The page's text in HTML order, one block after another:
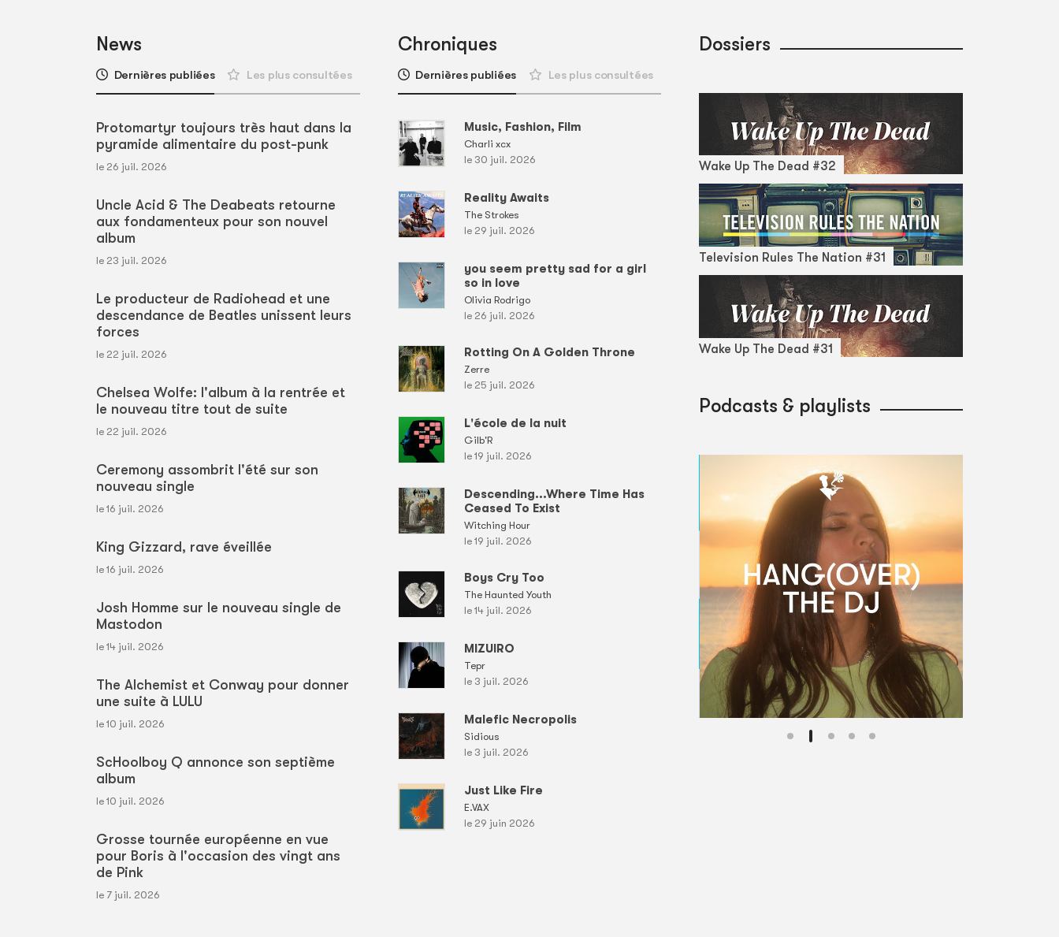
News
Dernières publiées Les plus consultées
Protomartyr toujours très haut dans la
pyramide alimentaire du post-punk
le 26 juil. 2026
Uncle Acid & The Deabeats retourne
aux fondamenteux pour son nouvel
album
le 23 juil. 2026
Le producteur de Radiohead et une
descendance de Beatles unissent leurs
forces
le 22 juil. 2026
Chelsea Wolfe: l'album à la rentrée et
le nouveau titre tout de suite
le 22 juil. 2026
Ceremony assombrit l'été sur son
nouveau single
le 16 juil. 2026
King Gizzard, rave éveillée
le 16 juil. 2026
Josh Homme sur le nouveau single de
Mastodon
le 14 juil. 2026
The Alchemist et Conway pour donner
une suite à LULU
le 10 juil. 2026
ScHoolboy Q annonce son septième
album
le 10 juil. 2026
Grosse tournée européenne en vue
pour Boris à l'occasion des vingt ans
de Pink
le 7 juil. 2026
Chroniques
Dernières publiées Les plus consultées
Music, Fashion, Film
Charli xcx
le 30 juil. 2026
Reality Awaits
The Strokes
le 29 juil. 2026
you seem pretty sad for a girl
so in love
Olivia Rodrigo
le 26 juil. 2026
Rotting On A Golden Throne
Zerre
le 25 juil. 2026
L'école de la nuit
Gilb'R
le 19 juil. 2026
Descending...Where Time Has
Ceased To Exist
Witching Hour
le 19 juil. 2026
Boys Cry Too
The Haunted Youth
le 14 juil. 2026
MIZUIRO
Tepr
le 3 juil. 2026
Malefic Necropolis
Sidious
le 3 juil. 2026
Just Like Fire
E.VAX
le 29 juin 2026
Dossiers
Wake Up The Dead #32
Television Rules The Nation #31
Wake Up The Dead #31
Podcasts & playlists